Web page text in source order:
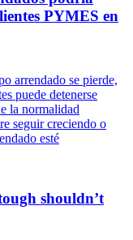
PYMES en
arrendado se pierde,
puede detenerse
la normalidad
seguir creciendo o
esté
shouldn’t